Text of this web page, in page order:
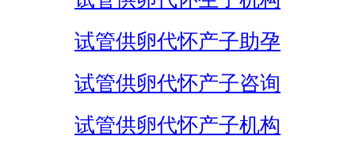
试管供卵代怀产子助孕
试管供卵代怀产子咨询
试管供卵代怀产子机构